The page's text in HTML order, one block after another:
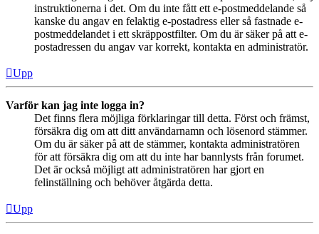
instruktionerna i det. Om du inte fått ett e-postmeddelande så
kanske du angav en felaktig e-postadress eller så fastnade e-
postmeddelandet i ett skräppostfilter. Om du är säker på att e-
postadressen du angav var korrekt, kontakta en administratör.
Upp
Varför kan jag inte logga in?
Det finns flera möjliga förklaringar till detta. Först och främst,
försäkra dig om att ditt användarnamn och lösenord stämmer.
Om du är säker på att de stämmer, kontakta administratören
för att försäkra dig om att du inte har bannlysts från forumet.
Det är också möjligt att administratören har gjort en
felinställning och behöver åtgärda detta.
Upp